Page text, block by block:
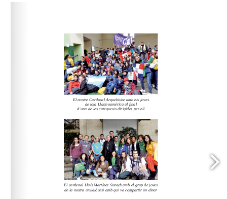
arqbcn.cat - Web: www.arqbcn.cat